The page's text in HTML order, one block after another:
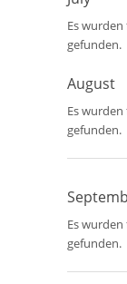
Es
gefunden.
August
Es
gefunden.
Es
gefunden.